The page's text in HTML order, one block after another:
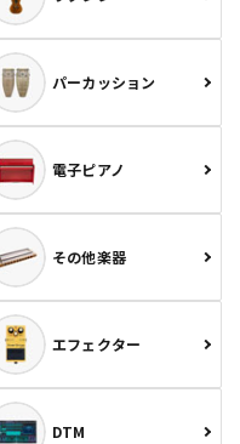
パーカッション
電子ピアノ
その他楽器
エフェクター
DTM